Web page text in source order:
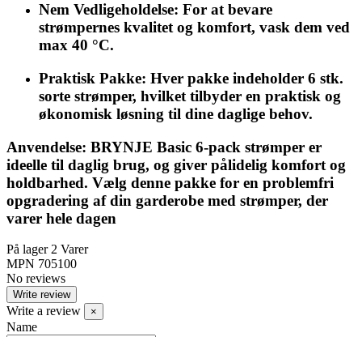
Nem Vedligeholdelse: For at bevare
strømpernes kvalitet og komfort, vask dem ved
max 40 °C.
Praktisk Pakke: Hver pakke indeholder 6 stk.
sorte strømper, hvilket tilbyder en praktisk og
økonomisk løsning til dine daglige behov.
Anvendelse: BRYNJE Basic 6-pack strømper er
ideelle til daglig brug, og giver pålidelig komfort og
holdbarhed. Vælg denne pakke for en problemfri
opgradering af din garderobe med strømper, der
varer hele dagen
På lager 2 Varer
MPN 705100
No reviews
Write review
Write a review ×
Name